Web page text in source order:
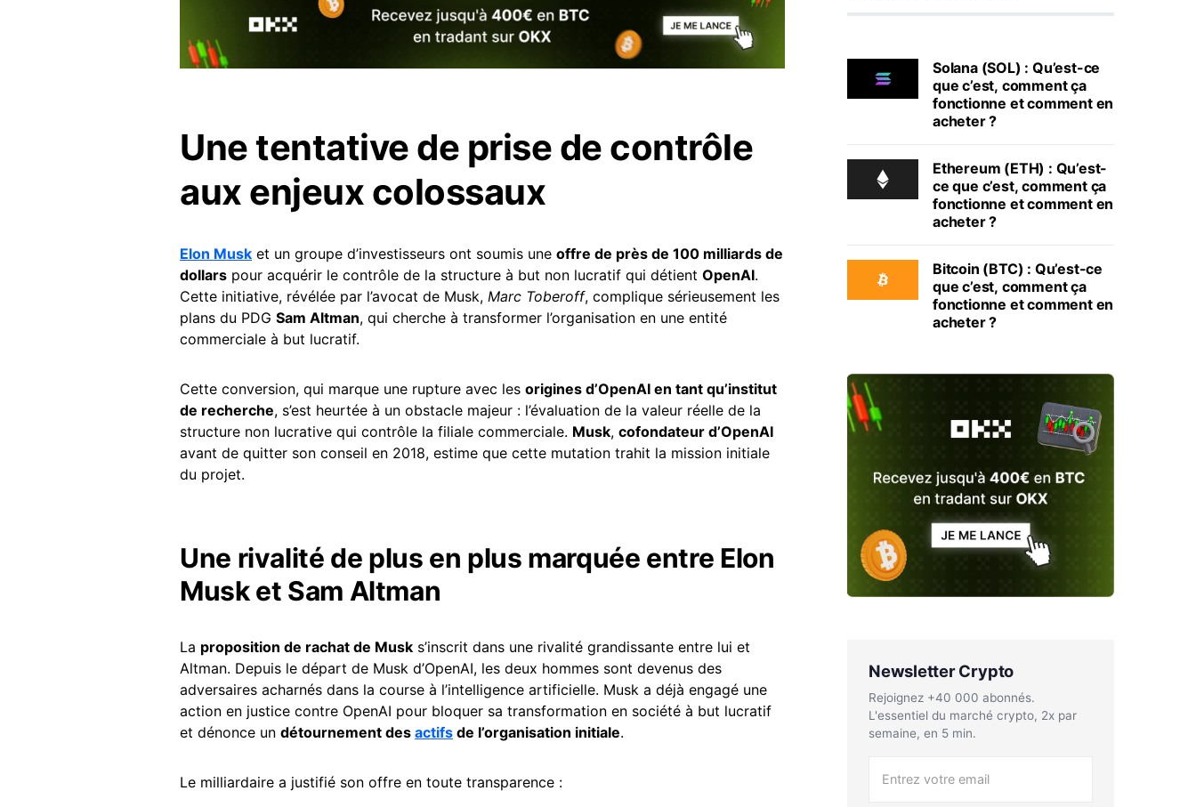
Une tentative de prise de contrôle
aux enjeux colossaux
Elon Musk et un groupe d’investisseurs ont soumis une offre de près de 100 milliards de
dollars pour acquérir le contrôle de la structure à but non lucratif qui détient OpenAI.
Cette initiative, révélée par l’avocat de Musk, Marc Toberoff, complique sérieusement les
plans du PDG Sam Altman, qui cherche à transformer l’organisation en une entité
commerciale à but lucratif.
Cette conversion, qui marque une rupture avec les origines d’OpenAI en tant qu’institut
de recherche, s’est heurtée à un obstacle majeur : l’évaluation de la valeur réelle de la
structure non lucrative qui contrôle la filiale commerciale. Musk, cofondateur d’OpenAI
avant de quitter son conseil en 2018, estime que cette mutation trahit la mission initiale
du projet.
Une rivalité de plus en plus marquée entre Elon
Musk et Sam Altman
La proposition de rachat de Musk s’inscrit dans une rivalité grandissante entre lui et
Altman. Depuis le départ de Musk d’OpenAI, les deux hommes sont devenus des
adversaires acharnés dans la course à l’intelligence artificielle. Musk a déjà engagé une
action en justice contre OpenAI pour bloquer sa transformation en société à but lucratif
et dénonce un détournement des actifs de l’organisation initiale.
Le milliardaire a justifié son offre en toute transparence :
Solana (SOL) : Qu’est-ce
que c’est, comment ça
fonctionne et comment en
acheter ?
Ethereum (ETH) : Qu’est-
ce que c’est, comment ça
fonctionne et comment en
acheter ?
Bitcoin (BTC) : Qu’est-ce
que c’est, comment ça
fonctionne et comment en
acheter ?
Newsletter Crypto
Rejoignez +40 000 abonnés.
L'essentiel du marché crypto, 2x par
semaine, en 5 min.